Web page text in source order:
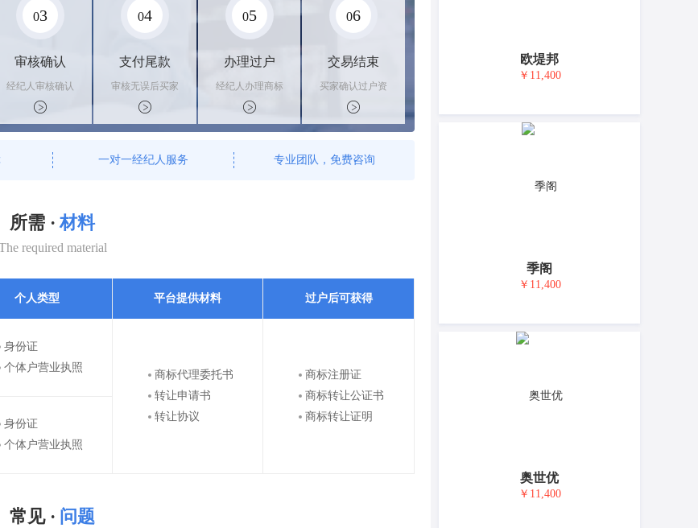
03
审核确认
经纪人审核确认
商标状态
04
支付尾款
审核无误后买家
支付尾款，卖家
办理相关手续
05
办理过户
经纪人办理商标
转让手续，交付
相关证书
06
交易结束
买家确认过户资
料后，平台解冻
资金支付卖家
一对一经纪人服务 专业团队，免费咨询
所需 · 材料
required material
个人类型 平台提供材料 过户后可获得
身份证
个体户营业执照
商标代理委托书
转让申请书
转让协议
商标注册证
商标转让公证书
商标转让证明
身份证
个体户营业执照
常见 · 问题
欧堤邦
￥11,400
季阁
￥11,400
奥世优
￥11,400